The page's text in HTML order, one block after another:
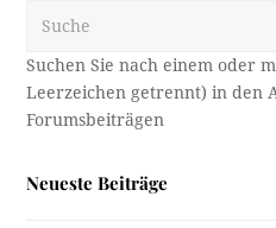
Neueste Beiträge